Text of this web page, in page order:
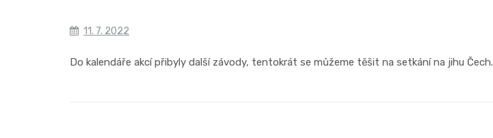
11. 7. 2022
Do kalendáře akcí přibyly další závody, tentokrát se můžeme těšit na setkání na jihu Čech.